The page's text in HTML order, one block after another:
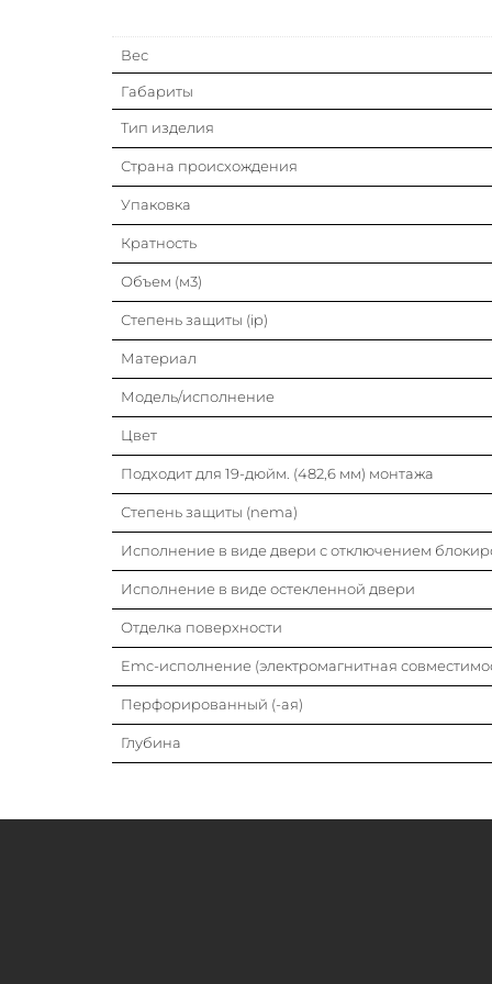
Вес
Габариты
Тип изделия
Страна происхождения
Упаковка
Кратность
Объем (м3)
Степень защиты (ip)
Материал
Модель/исполнение
Цвет
Подходит для 19-дюйм. (482,6 мм) монтажа
Степень защиты (nema)
Исполнение в виде двери с отключением
Исполнение в виде остекленной двери
Отделка поверхности
Emc-исполнение (электромагнитная
Перфорированный (-ая)
Глубина